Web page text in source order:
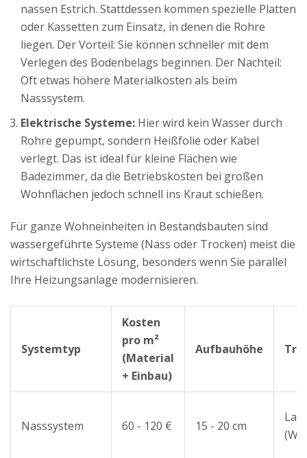
nassen Estrich. Stattdessen kommen spezielle Platten
oder Kassetten zum Einsatz, in denen die Rohre
liegen. Der Vorteil: Sie können schneller mit dem
Verlegen des Bodenbelags beginnen. Der Nachteil:
Oft etwas höhere Materialkosten als beim
Nasssystem.
Elektrische Systeme: Hier wird kein Wasser durch
Rohre gepumpt, sondern Heißfolie oder Kabel
verlegt. Das ist ideal für kleine Flächen wie
Badezimmer, da die Betriebskosten bei großen
Wohnflächen jedoch schnell ins Kraut schießen.
Für ganze Wohneinheiten in Bestandsbauten sind
wassergeführte Systeme (Nass oder Trocken) meist die
wirtschaftlichste Lösung, besonders wenn Sie parallel
Ihre Heizungsanlage modernisieren.
Systemtyp
Kosten
pro m²
(Material
+ Einbau)
Aufbauhöhe
Nasssystem 60 - 120 € 15 - 20 cm